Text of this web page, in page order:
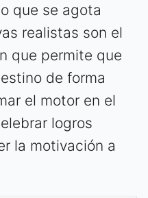
que se agota
realistas son el
que permite que
de forma
el motor en el
logros
la motivación a